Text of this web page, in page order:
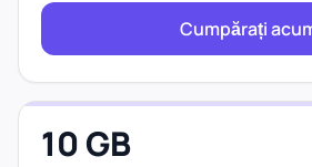
Cumpărați
10 GB